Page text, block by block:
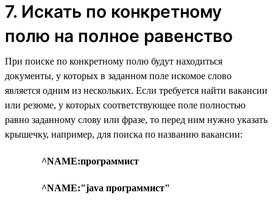
7. Искать по конкретному
полю на полное равенство
При поиске по конкретному полю будут находиться
документы, у которых в заданном поле искомое слово
является одним из нескольких. Если требуется найти вакансии
или резюме, у которых соответствующее поле полностью
равно заданному слову или фразе, то перед ним нужно указать
крышечку, например, для поиска по названию вакансии:
^NAME:программист
^NAME:"java программист"